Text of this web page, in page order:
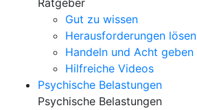
Ratgeber
Gut zu wissen
Herausforderungen lösen
Handeln und Acht geben
Hilfreiche Videos
Psychische Belastungen
Psychische Belastungen